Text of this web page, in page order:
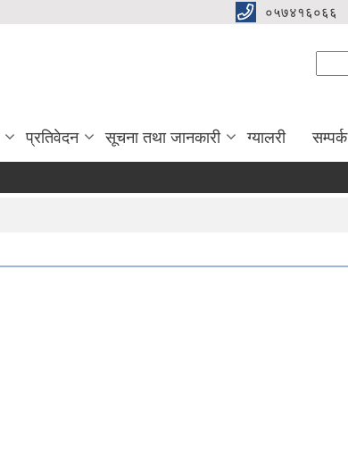
०५७४१६०६६
प्रतिवेदन सूचना तथा जानकारी ग्यालरी सम्पर्क